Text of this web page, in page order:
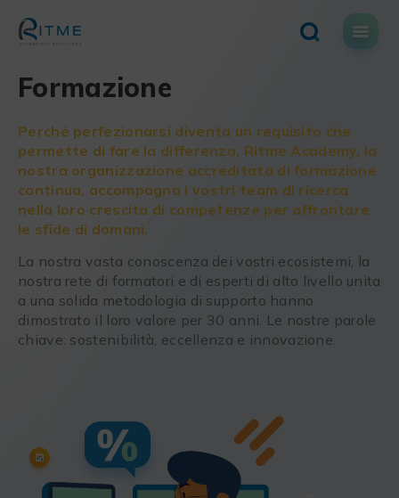
content
Formazione
Perché perfezionarsi diventa un requisito che
permette di fare la differenza, Ritme Academy, la
nostra organizzazione accreditata di formazione
continua, accompagna i vostri team di ricerca
nella loro crescita di competenze per affrontare
le sfide di domani.
La nostra vasta conoscenza dei vostri ecosistemi, la
nostra rete di formatori e di esperti di alto livello unita
a una solida metodologia di supporto hanno
dimostrato il loro valore per 30 anni. Le nostre parole
chiave: sostenibilità, eccellenza e innovazione.